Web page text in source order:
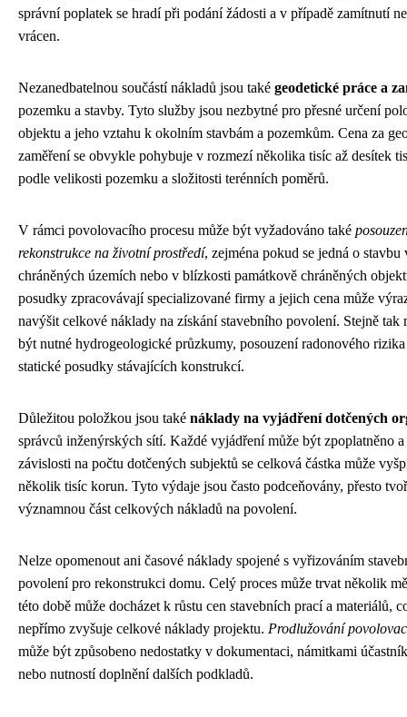
správní poplatek se hradí při podání žádosti a v případě zamítnutí
vrácen.
Nezanedbatelnou součástí nákladů jsou také geodetické práce a
pozemku a stavby. Tyto služby jsou nezbytné pro přesné určení
objektu a jeho vztahu k okolním stavbám a pozemkům. Cena za
zaměření se obvykle pohybuje v rozmezí několika tisíc až desítek
podle velikosti pozemku a složitosti terénních poměrů.
V rámci povolovacího procesu může být vyžadováno také
rekonstrukce na životní prostředí, zejména pokud se jedná o stavbu
chráněných územích nebo v blízkosti památkově chráněných
posudky zpracovávají specializované firmy a jejich cena může
navýšit celkové náklady na získání stavebního povolení. Stejně tak
být nutné hydrogeologické průzkumy, posouzení radonového
statické posudky stávajících konstrukcí.
Důležitou položkou jsou také náklady na vyjádření dotčených
správců inženýrských sítí. Každé vyjádření může být zpoplatněno
závislosti na počtu dotčených subjektů se celková částka může
několik tisíc korun. Tyto výdaje jsou často podceňovány, přesto
významnou část celkových nákladů na povolení.
Nelze opomenout ani časové náklady spojené s vyřizováním
povolení pro rekonstrukci domu. Celý proces může trvat několik
této době může docházet k růstu cen stavebních prací a materiálů,
nepřímo zvyšuje celkové náklady projektu. Prodlužování
může být způsobeno nedostatky v dokumentaci, námitkami
nebo nutností doplnění dalších podkladů.